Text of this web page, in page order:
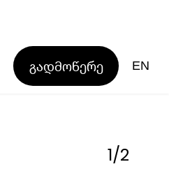
გადმოწერე EN
1/2